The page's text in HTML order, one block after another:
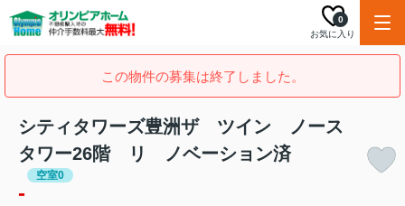
お気に入り
0
この物件の募集は終了しました。
シティタワーズ豊洲ザ ツイン ノース
タワー26階 リ ノベーション済
空室0
-